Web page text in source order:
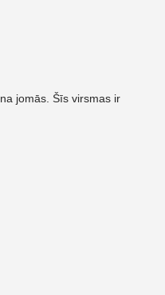
jomās. Šīs virsmas ir